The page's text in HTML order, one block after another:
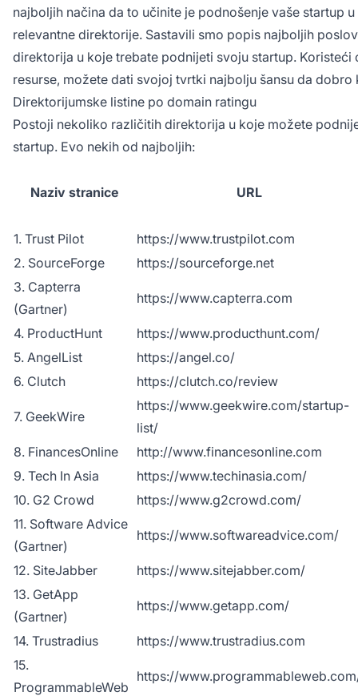
najboljih načina da to učinite je podnošenje vaše startup u
relevantne direktorije. Sastavili smo popis najboljih
direktorija u koje trebate podnijeti svoju startup. Koristeći
resurse, možete dati svojoj tvrtki najbolju šansu da dobro
Direktorijumske listine po domain ratingu
Postoji nekoliko različitih direktorija u koje možete
startup. Evo nekih od najboljih:
Naziv stranice URL
1. Trust Pilot
https://www.trustpilot.com
2. SourceForge
https://sourceforge.net
3. Capterra
(Gartner)
https://www.capterra.com
4. ProductHunt
https://www.producthunt.com/
5. AngelList
https://angel.co/
6. Clutch
https://clutch.co/review
7. GeekWire
https://www.geekwire.com/startup-
list/
8. FinancesOnline
http://www.financesonline.com
9. Tech In Asia
https://www.techinasia.com/
10. G2 Crowd
https://www.g2crowd.com/
11. Software Advice
(Gartner)
https://www.softwareadvice.com/
12. SiteJabber
https://www.sitejabber.com/
13. GetApp
(Gartner)
https://www.getapp.com/
14. Trustradius
https://www.trustradius.com
15.
ProgrammableWeb
https://